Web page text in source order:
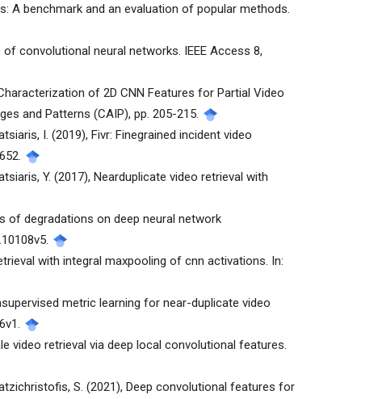
A benchmark and an evaluation of popular methods.
convolutional neural networks. IEEE Access 8,
of 2D CNN Features for Partial Video
and Patterns (CAIP), pp. 205-215.
I. (2019), Fivr: Finegrained incident video
Y. (2017), Nearduplicate video retrieval with
of degradations on deep neural network
with integral maxpooling of cnn activations. In:
metric learning for near-duplicate video
video retrieval via deep local convolutional features.
S. (2021), Deep convolutional features for